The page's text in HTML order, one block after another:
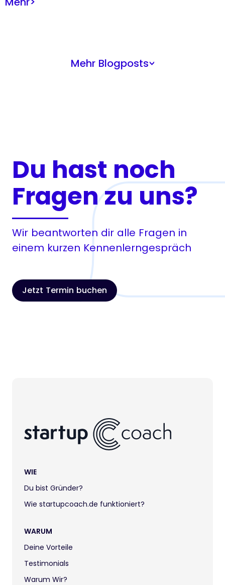
Mehr Blogposts>
Du hast noch
Fragen zu uns?
Wir beantworten dir alle Fragen in
einem kurzen Kennenlerngespräch
Jetzt Termin buchen
WIE
Du bist Gründer?
Wie startupcoach.de funktioniert?
WARUM
Deine Vorteile
Testimonials
Warum Wir?